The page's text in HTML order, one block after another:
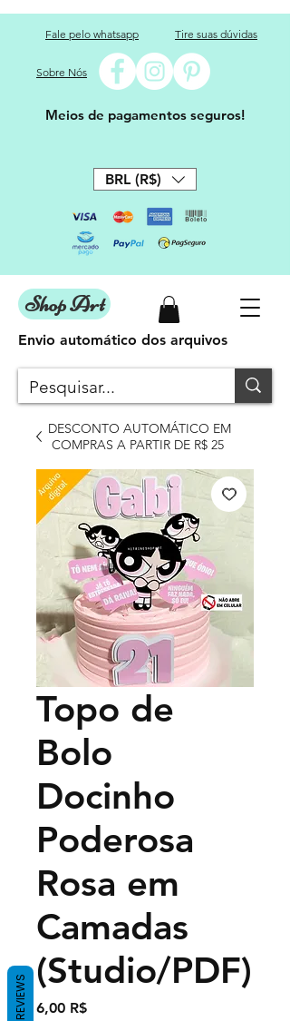
Fale pelo whatsapp Tire suas dúvidas
Sobre Nós
Meios de pagamentos seguros!
BRL (R$)
Shop Art
DESCONTO AUTOMÁTICO EM
COMPRAS A PARTIR DE R$ 25
Envio automático dos arquivos
Topo de
Bolo
Docinho
Poderosa
Rosa em
Camadas
(Studio/PDF)
6,00 R$Preis
REVIEWS